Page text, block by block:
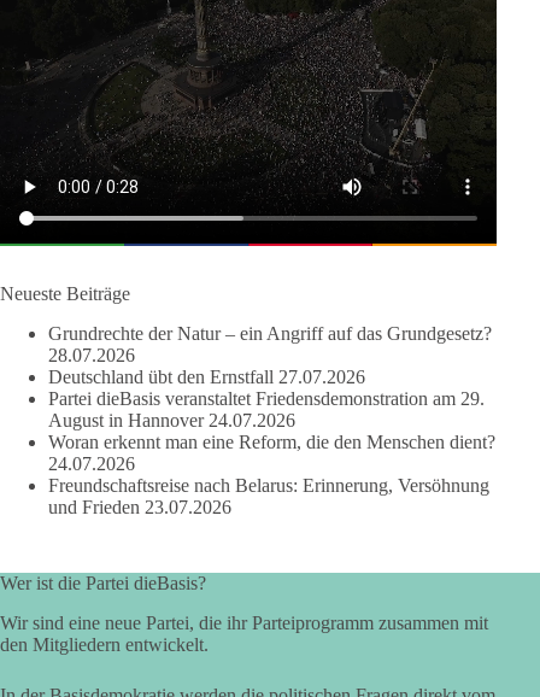
🔎 Über 100-mal keine Antwort.
Anthony Fauci, Immunologe und Berater des ehemaligen US-
Präsidenten, hat bei einer Anhörung des US-Senats auf mehr
als 100 Fragen die Aussage verweigert. Die juristische
Bewertung werden Gerichte und Ermittlungen klären – auch
auf Basis seines Tagebuches. Doch unabhängig davon zeigt
der Vorgang eines deutlich:
Antworten:
❓ Wie wurden politische Entscheidungen getroffen?
❓ Welche Maßnahmen waren notwendig und welche nicht?
❓Und wer übernimmt die Verantwortung für die massiven
Folgen für Kinder, Familien, Unternehmen und das Vertrauen
in unseren Rechtsstaat?
Fragen zu vermeiden. Sie lebt davon, Fragen offen zu stellen
und transparent zu beantworten.
Neueste Beiträge
Grundrechte der Natur – ein Angriff auf das Grundgesetz?
28.07.2026
Deutschland übt den Ernstfall 27.07.2026
Partei dieBasis veranstaltet Friedensdemonstration am 29.
August in Hannover 24.07.2026
Woran erkennt man eine Reform, die den Menschen dient?
24.07.2026
Freundschaftsreise nach Belarus: Erinnerung, Versöhnung
und Frieden 23.07.2026
Wer ist die Partei dieBasis?
Wir sind eine neue Partei, die ihr Parteiprogramm zusammen mit
den Mitgliedern entwickelt.